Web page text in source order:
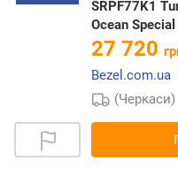
SRPF77K1
Ocean
27 720
Bezel.com.ua
(Черкаси)